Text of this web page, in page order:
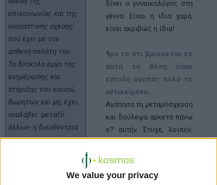
We value your privacy
επικοινωνίας και της
ουσιαστικής σχέσης
που έχει με τον
ασθενή-πελάτη του.
Το δύσκολο έργο της
ενημέρωσης και
στήριξης του κοινού,
δωρητών και μη, έχει
αναλάβει -μεταξύ
άλλων- η διευθύντρια
της ιατρικής
δίνει ο γυναικολόγος στη
γέννα. Είναι η ίδια χαρά,
είναι ακριβώς η ίδια!
¶ρα το ότι βρίσκεσαι σε
αυτή τη θέση είναι
επειδή αγαπάς πολύ το
αντικείµενο;
Αγάπησα τη µεταµόσχευση
και δούλεψα αρκετά πάνω
σ? αυτήν. Έτυχε, λοιπόν,
Μεταµοσχεύσεων και µε